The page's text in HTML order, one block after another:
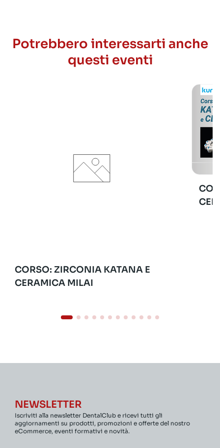
Potrebbero interessarti anche
questi eventi
CORSO: ZIRCONIA KATANA E
CERAMICA MILAI
NEWSLETTER
Iscriviti alla newsletter DentalClub e ricevi tutti gli
aggiornamenti su prodotti, promozioni e offerte del nostro
eCommerce, eventi formativi e novità.